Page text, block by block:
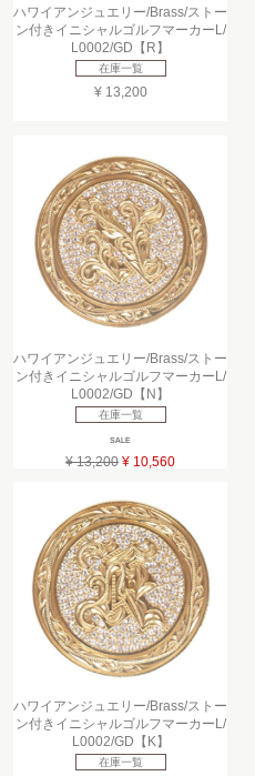
ハワイアンジュエリー/Brass/ストー
ン付きイニシャルゴルフマーカーL/
L0002/GD【R】
在庫一覧
¥ 13,200
ハワイアンジュエリー/Brass/ストー
ン付きイニシャルゴルフマーカーL/
L0002/GD【N】
在庫一覧
SALE
¥ 13,200 ¥ 10,560
ハワイアンジュエリー/Brass/ストー
ン付きイニシャルゴルフマーカーL/
L0002/GD【K】
在庫一覧